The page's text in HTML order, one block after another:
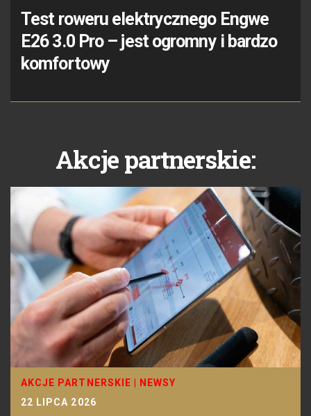
Test roweru elektrycznego Engwe
E26 3.0 Pro – jest ogromny i bardzo
komfortowy
Akcje partnerskie:
AKCJE PARTNERSKIE
NEWSY
22 LIPCA 2026